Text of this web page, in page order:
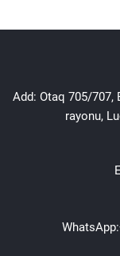
Add: Otaq 705/707,
rayonu,
WhatsApp: